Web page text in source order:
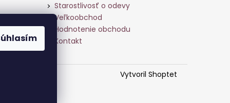
Starostlivosť o odevy
Veľkoobchod
Hodnotenie obchodu
Kontakt
Vytvoril Shoptet